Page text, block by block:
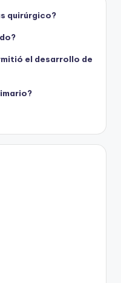
quirúrgico?
el desarrollo de